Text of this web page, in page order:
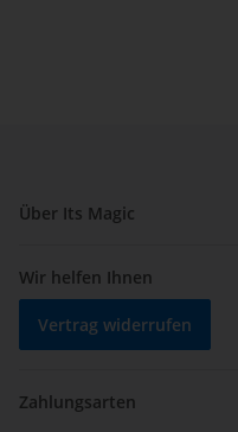
Über Its Magic
Wir helfen Ihnen
Vertrag widerrufen
Zahlungsarten